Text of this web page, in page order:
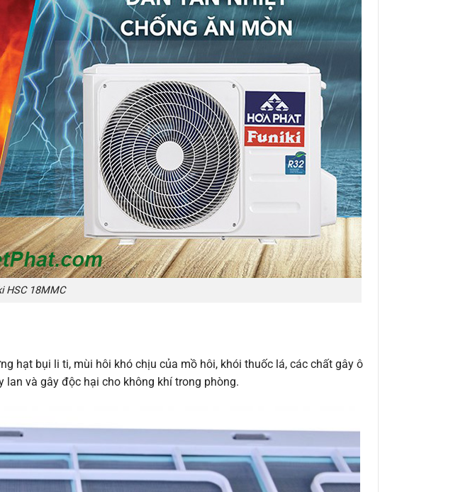
HSC 18MMC
hạt bụi li ti, mùi hôi khó chịu của mồ hôi, khói thuốc lá, các chất gây ô
và gây độc hại cho không khí trong phòng.